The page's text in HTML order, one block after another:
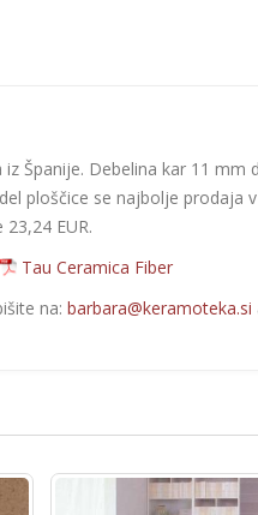
Španije. Debelina kar 11
ploščice se najbolje prodaja
EUR.
Tau Ceramica Fiber
na: barbara@keramoteka.si